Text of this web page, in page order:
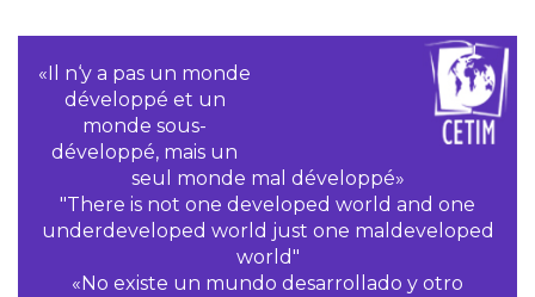
«Il n‘y a pas un monde
développé et un
monde sous-
développé, mais un
seul monde mal développé»
"There is not one developed world and one
underdeveloped world just one maldeveloped
world"
«No existe un mundo desarrollado y otro